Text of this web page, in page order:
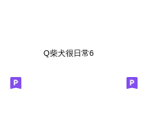
Q柴犬很日常6